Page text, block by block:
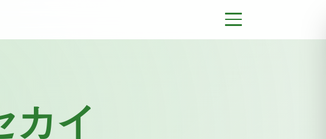
カイ